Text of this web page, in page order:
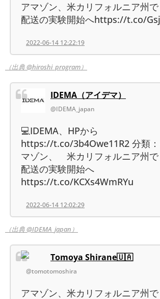
アマゾン、米カリフォルニア州
配送の実験開始へhttps://t.co/
2022-06-14 12:22:19
（出典 @hiroshi_program）
IDEMA（アイデマ）
@IDEMA_japan
💻IDEMA、HPから
https://t.co/3b4Owe11R2 分類
マゾン、 米カリフォルニア州で
配送の実験開始へ
https://t.co/KCXs4WmRYu
2022-06-14 12:02:29
（出典 @IDEMA_japan）
Tomoya Shirane🇺🇦
@tomotomoshira
アマゾン、米カリフォルニア州